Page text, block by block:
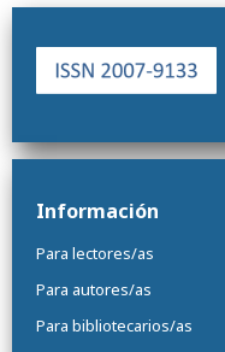
Información
Para lectores/as
Para autores/as
Para bibliotecarios/as